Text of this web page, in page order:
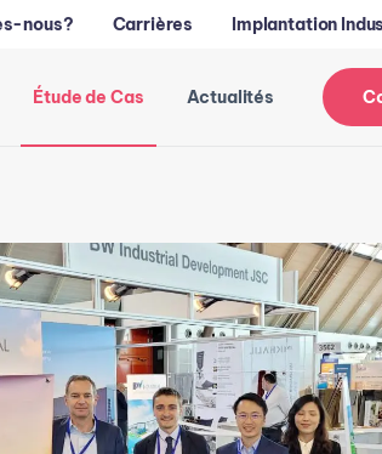
nous? Carrières Implantation
Étude de Cas Actualités